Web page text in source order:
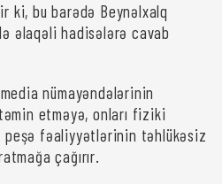
ki, bu barədə Beynəlxalq
əlaqəli hadisələrə cavab
nümayəndələrinin
etməyə, onları fiziki
peşə fəaliyyətlərinin təhlükəsiz
çağırır.